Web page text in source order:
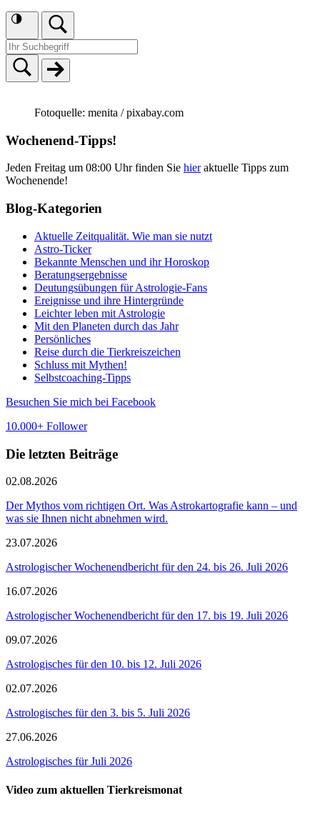
Fotoquelle: menita / pixabay.com
Wochenend-Tipps!
Jeden Freitag um 08:00 Uhr finden Sie hieraktuelle Tipps zum
Wochenende!
Blog-Kategorien
Aktuelle Zeitqualität. Wie man sie nutzt
Astro-Ticker
Bekannte Menschen und ihr Horoskop
Beratungsergebnisse
Deutungsübungen für Astrologie-Fans
Ereignisse und ihre Hintergründe
Leichter leben mit Astrologie
Mit den Planeten durch das Jahr
Persönliches
Reise durch die Tierkreiszeichen
Schluss mit Mythen!
Selbstcoaching-Tipps
Besuchen Sie mich bei Facebook
10.000+ Follower
Die letzten Beiträge
02.08.2026
Der Mythos vom richtigen Ort. Was Astrokartografie kann – und
was sie Ihnen nicht abnehmen wird.
23.07.2026
Astrologischer Wochenendbericht für den 24. bis 26. Juli 2026
16.07.2026
Astrologischer Wochenendbericht für den 17. bis 19. Juli 2026
09.07.2026
Astrologisches für den 10. bis 12. Juli 2026
02.07.2026
Astrologisches für den 3. bis 5. Juli 2026
27.06.2026
Astrologisches für Juli 2026
Video zum aktuellen Tierkreismonat